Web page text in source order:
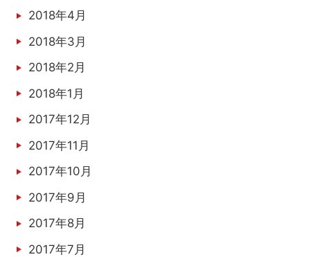
2018年4月
2018年3月
2018年2月
2018年1月
2017年12月
2017年11月
2017年10月
2017年9月
2017年8月
2017年7月